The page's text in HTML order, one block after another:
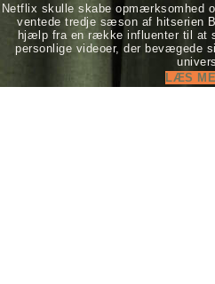
Netflix skulle skabe opmærksomhed
ventede tredje sæson af hitserien
hjælp fra en række influenter til at
personlige videoer, der bevægede
univers.
LÆS